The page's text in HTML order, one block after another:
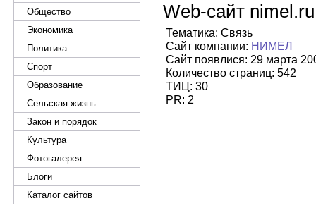
Общество
Экономика
Политика
Спорт
Образование
Сельская жизнь
Закон и порядок
Культура
Фотогалерея
Блоги
Каталог сайтов
Web-сайт nimel.ru
Тематика: Связь
Сайт компании: НИМЕЛ
Сайт появлися: 29 марта
Количество страниц: 542
ТИЦ: 30
PR: 2